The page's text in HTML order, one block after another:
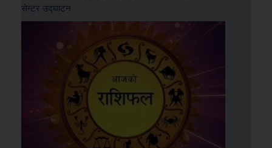
सेन्टर उद्घाटन